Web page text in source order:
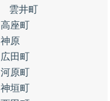
雲井町
高座町
神原
広田町
河原町
神垣町